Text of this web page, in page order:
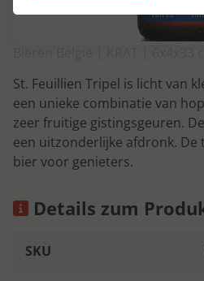
St. Feuillien Tripel is licht van
een unieke combinatie van
zeer fruitige gistingsgeuren.
een uitzonderlijke afdronk.
bier voor genieters.
Details zum
SKU